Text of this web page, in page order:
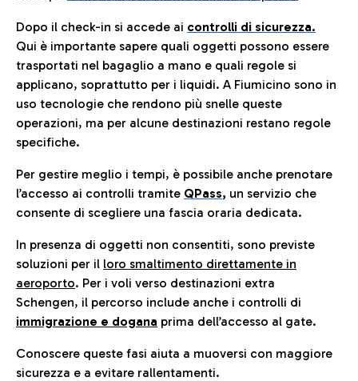
Dopo il check-in si accede ai controlli di sicurezza.
Qui è importante sapere quali oggetti possono essere
trasportati nel bagaglio a mano e quali regole si
applicano, soprattutto per i liquidi. A Fiumicino sono in
uso tecnologie che rendono più snelle queste
operazioni, ma per alcune destinazioni restano regole
specifiche.
Per gestire meglio i tempi, è possibile anche prenotare
l’accesso ai controlli tramite QPass, un servizio che
consente di scegliere una fascia oraria dedicata.
In presenza di oggetti non consentiti, sono previste
soluzioni per il loro smaltimento direttamente in
aeroporto. Per i voli verso destinazioni extra
Schengen, il percorso include anche i controlli di
immigrazione e dogana prima dell’accesso al gate.
Conoscere queste fasi aiuta a muoversi con maggiore
sicurezza e a evitare rallentamenti.